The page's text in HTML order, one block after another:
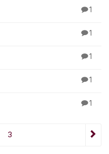
1
1
1
1
1
3